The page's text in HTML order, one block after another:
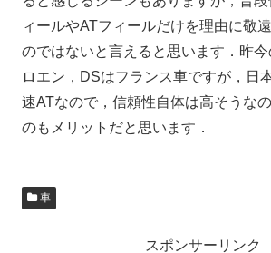
ィールやATフィールだけを理由に敬
のではないと言えると思います．昨今
ロエン，DSはフランス車ですが，日
速ATなので，信頼性自体は高そうな
のもメリットだと思います．
車
スポンサーリンク